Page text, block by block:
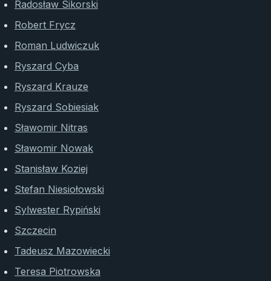
Radosław Sikorski
Robert Frycz
Roman Ludwiczuk
Ryszard Cyba
Ryszard Krauze
Ryszard Sobiesiak
Sławomir Nitras
Sławomir Nowak
Stanisław Koziej
Stefan Niesiołowski
Sylwester Rypiński
Szczecin
Tadeusz Mazowiecki
Teresa Piotrowska